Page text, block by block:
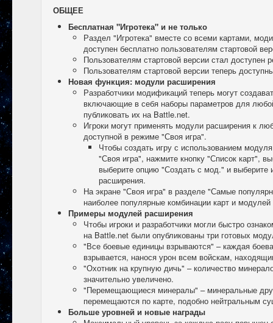
ОБЩЕЕ
Бесплатная "Игротека" и не только
Раздел "Игротека" вместе со всеми картами,
доступен бесплатно пользователям стартовой
Пользователям стартовой версии стал доступен
Пользователям стартовой версии теперь
Новая функция: модули расширения
Разработчики модификаций теперь могут
включающие в себя наборы параметров для
публиковать их на Battle.net.
Игроки могут применять модули расширения к
доступной в режиме "Своя игра".
Чтобы создать игру с использованием
"Своя игра", нажмите кнопку "Список карт",
выберите опцию "Создать с мод." и выберите
расширения.
На экране "Своя игра" в разделе "Самые
наиболее популярные комбинации карт и
Примеры модулей расширения
Чтобы игроки и разработчики могли быстро
на Battle.net были опубликованы три готовых
"Все боевые единицы взрываются" – каждая
взрывается, нанося урон всем войскам,
"Охотник на крупную дичь" – количество
значительно увеличено.
"Перемещающиеся минералы" – минеральные
перемещаются по карте, подобно нейтральным
Больше уровней и новые награды